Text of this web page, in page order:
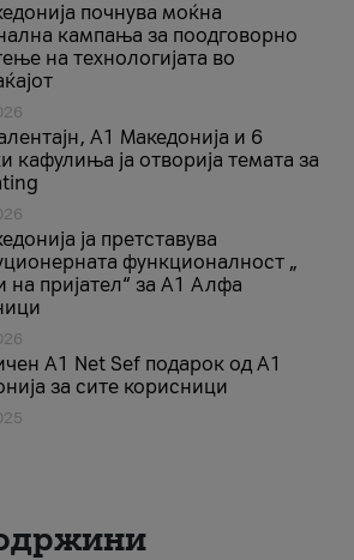
почнува моќна
кампања за поодговорно
на технологијата во
A1 Македонија и 6
кафулиња ја отворија темата за
ја претставува
функционалност „
на пријател“ за А1 Алфа
A1 Net Sеf подарок од А1
за сите корисници